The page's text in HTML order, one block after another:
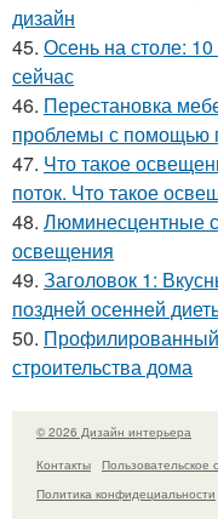
дизайн
45. Осень на столе:
сейчас
46. Перестановка
проблемы с помощью
47. Что такое
поток. Что такое
48. Люминесцентные
освещения
49. Заголовок 1:
поздней осенней
50.
строительства дома
© 2026 Дизайн интерьера
Контакты
Пользовательское
Политика конфидециальности